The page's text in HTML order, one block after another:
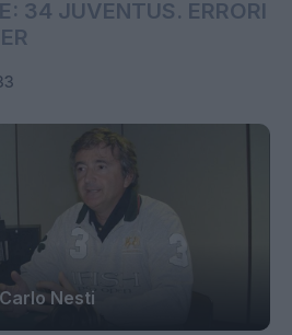
34 JUVENTUS. ERRORI
Carlo Nesti